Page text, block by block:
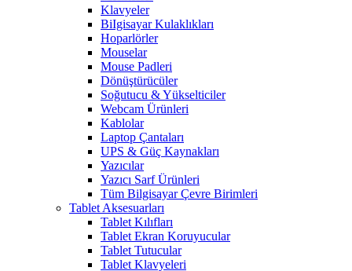
Klavyeler
BiIgisayar Kulaklıkları
Hoparlörler
Mouselar
Mouse Padleri
Dönüştürücüler
Soğutucu & Yükselticiler
Webcam Ürünleri
Kablolar
Laptop Çantaları
UPS & Güç Kaynakları
Yazıcılar
Yazıcı Sarf Ürünleri
Tüm Bilgisayar Çevre Birimleri
Tablet Aksesuarları
Tablet Kılıfları
Tablet Ekran Koruyucular
Tablet Tutucular
Tablet Klavyeleri